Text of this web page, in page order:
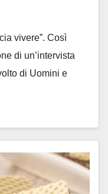
vivere”. Così
di un’intervista
di Uomini e